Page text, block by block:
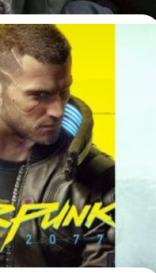
วางจำหน่าย 2 เกม
X/S
Cyberpunk 2077 กับ The
Edition ที่จะวางจำหน่าย
X/S ออกไปก่อน CD
Cyberpunk 2077 ออกไป
ะ The Witcher 3: Wild
วไปควอเตอร์ 2 ของปี
ามสำคัญของการอัปเดต
3: Wild…